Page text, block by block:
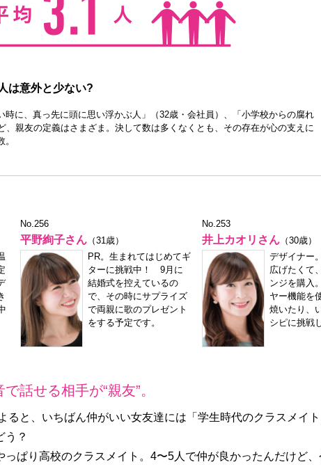
は意外と少ない?
時に、真っ先に頭に思い浮かぶ人」（32歳・会社員）、「小学校からの腐れ
、親友の定義はさまざま。決して数は多くなくとも、その存在が心の支えに
No.256
平野絢子さん（31歳）
PR。生まれてはじめてギ
ターに挑戦中！ 9月に
結婚式を控えているの
で、その時にサプライズ
で両親に歌のプレゼント
をする予定です。
No.253
井上カオリさん（30歳）
デザイナー
広げたくて
ンジを購入
ヤー機能を
焼いたり、
シピに挑戦
話せる相手が“親友”。
ると、いちばん仲がいい女友達には「学生時代のクラスメイ
う？
っぱり高校のクラスメイト。4〜5人で仲が良かったんだけど、